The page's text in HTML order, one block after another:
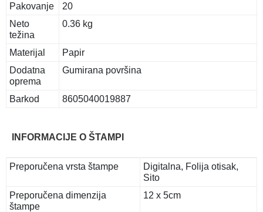
Pakovanje
20
Neto
težina
0.36 kg
Materijal
Papir
Dodatna
oprema
Gumirana površina
Barkod 8605040019887
INFORMACIJE O ŠTAMPI
Preporučena vrsta štampe
Digitalna, Folija otisak,
Sito
Preporučena dimenzija
štampe
12 x 5cm